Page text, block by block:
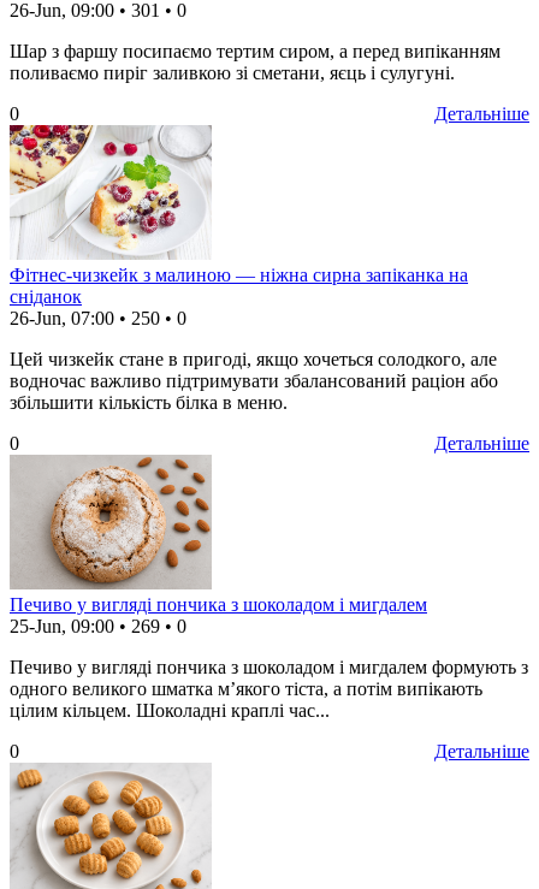
26-Jun, 09:00 • 301 • 0
Шар з фаршу посипаємо тертим сиром, а перед випіканням
поливаємо пиріг заливкою зі сметани, яєць і сулугуні.
Детальніше
0
Фітнес-чизкейк з малиною — ніжна сирна запіканка на
сніданок
26-Jun, 07:00 • 250 • 0
Цей чизкейк стане в пригоді, якщо хочеться солодкого, але
водночас важливо підтримувати збалансований раціон або
збільшити кількість білка в меню.
Детальніше
0
Печиво у вигляді пончика з шоколадом і мигдалем
25-Jun, 09:00 • 269 • 0
Печиво у вигляді пончика з шоколадом і мигдалем формують з
одного великого шматка м’якого тіста, а потім випікають
цілим кільцем. Шоколадні краплі час...
Детальніше
0